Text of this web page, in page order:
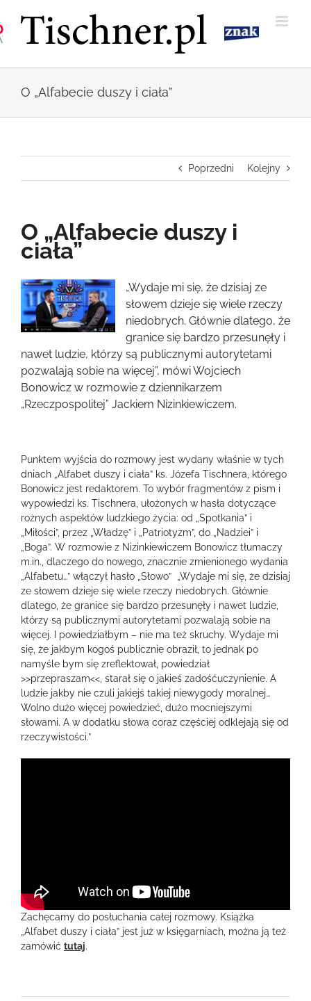
zawartości
O „Alfabecie duszy i ciała”
Poprzedni Kolejny
O „Alfabecie duszy i
ciała”
Pokaż
większy
obrazek
„Wydaje mi się, że dzisiaj ze
słowem dzieje się wiele rzeczy
niedobrych. Głównie dlatego, że
granice się bardzo przesunęły i
nawet ludzie, którzy są publicznymi autorytetami
pozwalają sobie na więcej”, mówi Wojciech
Bonowicz w rozmowie z dziennikarzem
„Rzeczpospolitej” Jackiem Nizinkiewiczem.
Punktem wyjścia do rozmowy jest wydany właśnie w tych
dniach „Alfabet duszy i ciała” ks. Józefa Tischnera, którego
Bonowicz jest redaktorem. To wybór fragmentów z pism i
wypowiedzi ks. Tischnera, ułożonych w hasła dotyczące
rożnych aspektów ludzkiego życia: od „Spotkania” i
„Miłości”, przez „Władzę” i „Patriotyzm”, do „Nadziei” i
„Boga”. W rozmowie z Nizinkiewiczem Bonowicz tłumaczy
m.in., dlaczego do nowego, znacznie zmienionego wydania
„Alfabetu…” włączył hasło „Słowo” „Wydaje mi się, że dzisiaj
ze słowem dzieje się wiele rzeczy niedobrych. Głównie
dlatego, że granice się bardzo przesunęły i nawet ludzie,
którzy są publicznymi autorytetami pozwalają sobie na
więcej. I powiedziałbym – nie ma też skruchy. Wydaje mi
się, że jakbym kogoś publicznie obraził, to jednak po
namyśle bym się zreflektował, powiedział
>>przepraszam<<, starał się o jakieś zadośćuczynienie. A
ludzie jakby nie czuli jakiejś takiej niewygody moralnej…
Wolno dużo więcej powiedzieć, dużo mocniejszymi
słowami. A w dodatku słowa coraz częściej odklejają się od
rzeczywistości.”
Zachęcamy do posłuchania całej rozmowy. Książka
„Alfabet duszy i ciała” jest już w księgarniach, można ją też
zamówić tutaj.